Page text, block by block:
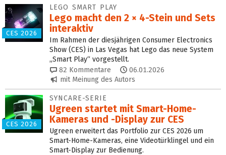
CES 2026
LEGO SMART PLAY
Lego macht den 2 × 4-Stein und Sets
interaktiv
Im Rahmen der diesjährigen Consumer Electronics
Show (CES) in Las Vegas hat Lego das neue System
„Smart Play“ vorgestellt.
82 Kommentare
06.01.2026
mit Meinung des Autors
CES 2026
SYNCARE-SERIE
Ugreen startet mit Smart-Home-
Kameras und -Display zur CES
Ugreen erweitert das Portfolio zur CES 2026 um
Smart-Home-Kameras, eine Videotürklingel und ein
Smart-Display zur Bedienung.